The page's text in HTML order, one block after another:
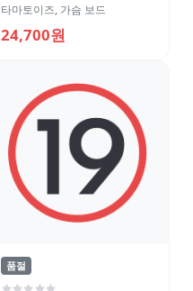
타마토이즈, 가슴 보드
24,700원
품절